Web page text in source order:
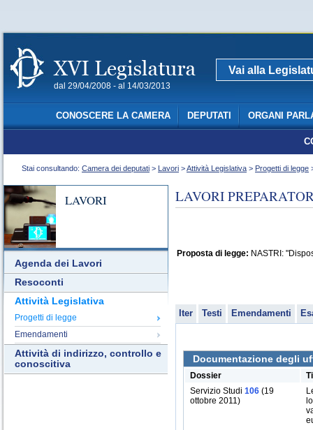
dal 29/04/2008 - al 14/03/2013
Vai alla
CONOSCERE LA CAMERA DEPUTATI ORGANI
Stai consultando: Camera dei deputati > Lavori >Attività Legislativa > Progetti di legge
LAVORI
Agenda dei Lavori
Resoconti
Attività Legislativa
Progetti di legge
Emendamenti
Attività di indirizzo, controllo e
conoscitiva
LAVORI
Proposta di legge: NASTRI:
Iter Testi Emendamenti
Documentazione degli
Dossier
Servizio Studi 106 (19
ottobre 2011)